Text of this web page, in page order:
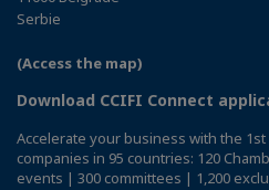
Serbie
(Access the map)
Download CCIFI Connect
Accelerate your business with the
companies in 95 countries: 120
events | 300 committees | 1,200